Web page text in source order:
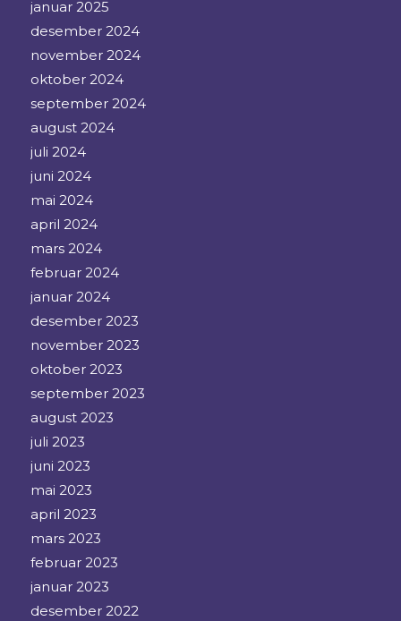
januar 2025
desember 2024
november 2024
oktober 2024
september 2024
august 2024
juli 2024
juni 2024
mai 2024
april 2024
mars 2024
februar 2024
januar 2024
desember 2023
november 2023
oktober 2023
september 2023
august 2023
juli 2023
juni 2023
mai 2023
april 2023
mars 2023
februar 2023
januar 2023
desember 2022